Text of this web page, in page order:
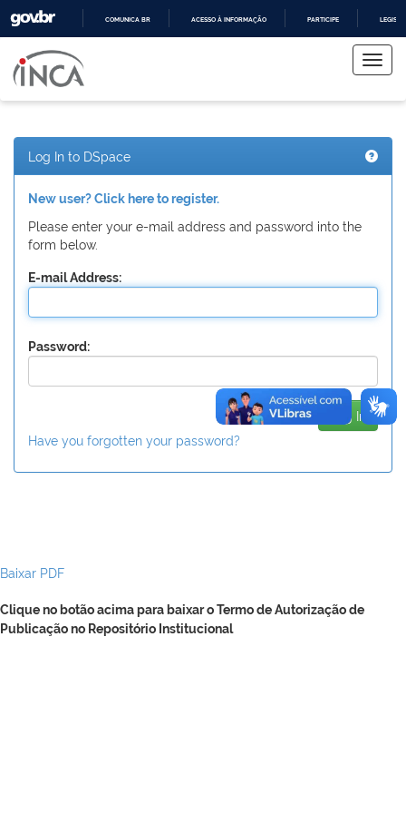
COMUNICA BR ACESSO À INFORMAÇÃO PARTICIPE
navigation
Log In to DSpace
New user? Click here to register.
Please enter your e-mail address and password into the
form below.
E-mail Address:
Password:
Have you forgotten your password?
Baixar PDF
Clique no botão acima para baixar o Termo de Autorização de
Publicação no Repositório Institucional